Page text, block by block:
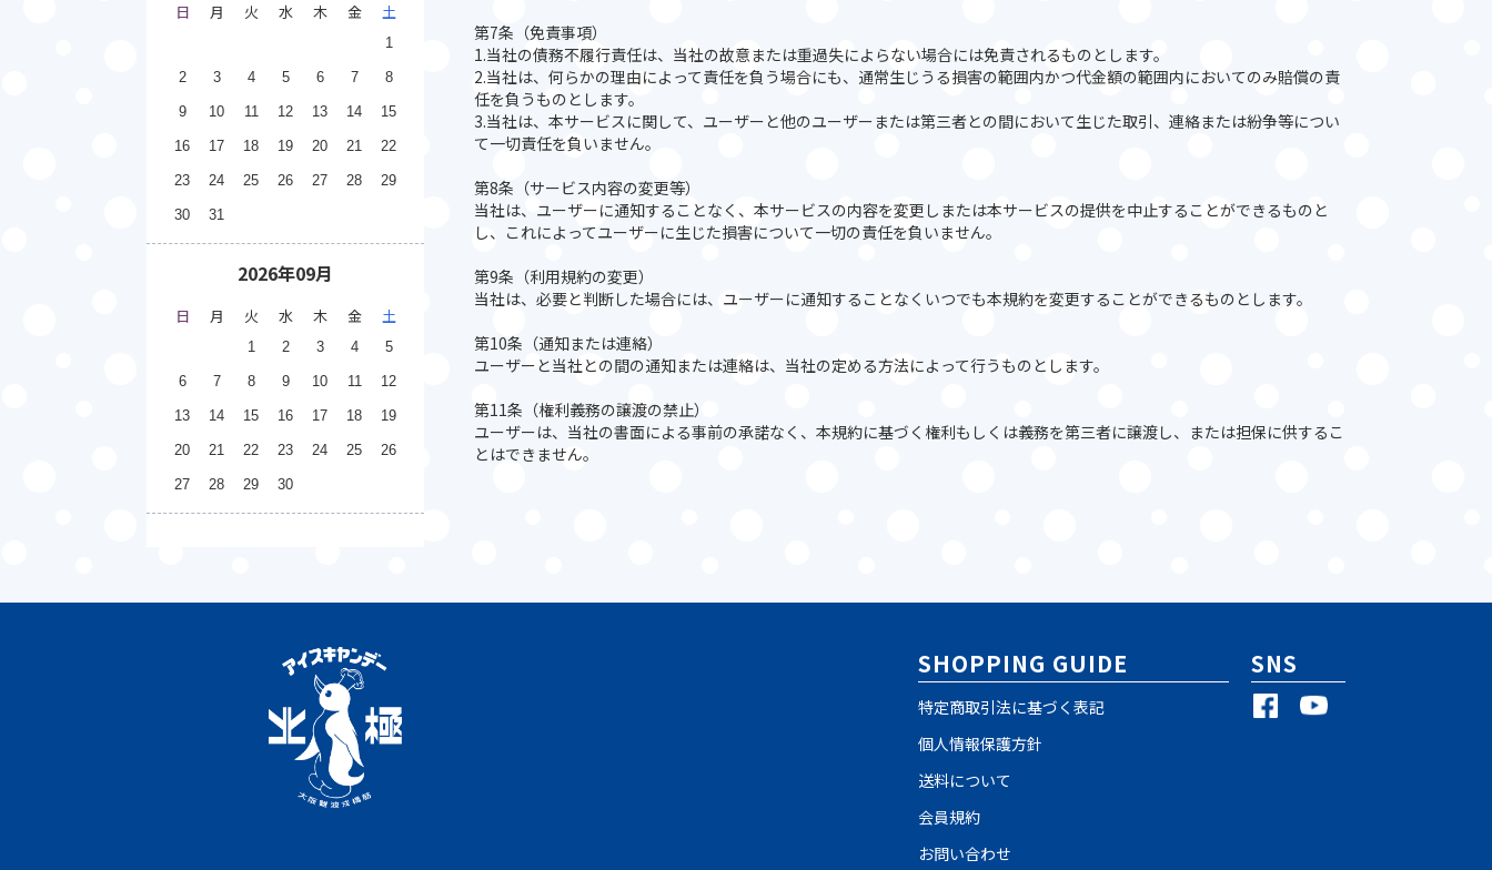
第7条（免責事項）
1.当社の債務不履行責任は、当社の故意または重過失によらない場合には免責されるものとします。
2.当社は、何らかの理由によって責任を負う場合にも、通常生じうる損害の範囲内かつ代金額の範囲内においてのみ賠償の責
任を負うものとします。
3.当社は、本サービスに関して、ユーザーと他のユーザーまたは第三者との間において生じた取引、連絡または紛争等につい
て一切責任を負いません。
第8条（サービス内容の変更等）
当社は、ユーザーに通知することなく、本サービスの内容を変更しまたは本サービスの提供を中止することができるものと
し、これによってユーザーに生じた損害について一切の責任を負いません。
第9条（利用規約の変更）
当社は、必要と判断した場合には、ユーザーに通知することなくいつでも本規約を変更することができるものとします。
第10条（通知または連絡）
ユーザーと当社との間の通知または連絡は、当社の定める方法によって行うものとします。
第11条（権利義務の譲渡の禁止）
ユーザーは、当社の書面による事前の承諾なく、本規約に基づく権利もしくは義務を第三者に譲渡し、または担保に供するこ
とはできません。
日 月 火 水 木 金 土
1
2 3 4 5 6 7 8
9 10 11 12 13 14 15
16 17 18 19 20 21 22
23 24 25 26 27 28 29
30 31
2026年09月
日 月 火 水 木 金 土
1 2 3 4 5
6 7 8 9 10 11 12
13 14 15 16 17 18 19
20 21 22 23 24 25 26
27 28 29 30
SHOPPING GUIDE
特定商取引法に基づく表記
個人情報保護方針
送料について
会員規約
お問い合わせ
SNS